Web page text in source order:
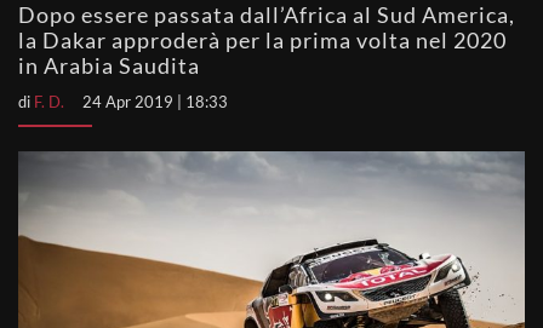
Dopo essere passata dall’Africa al Sud America,
la Dakar approderà per la prima volta nel 2020
in Arabia Saudita
di F. D. 24 Apr 2019 | 18:33